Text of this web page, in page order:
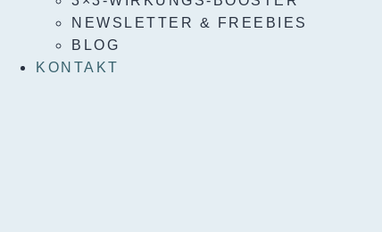
NEWSLETTER & FREEBIES
BLOG
KONTAKT